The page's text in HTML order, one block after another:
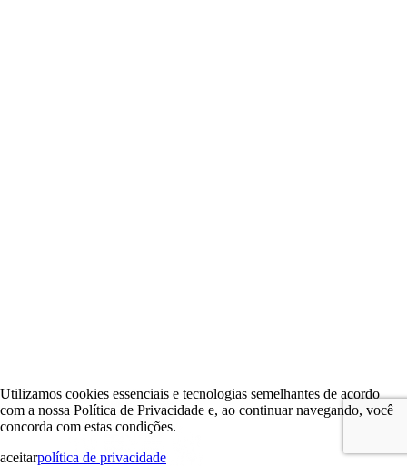
Utilizamos cookies essenciais e tecnologias semelhantes de acordo
com a nossa Política de Privacidade e, ao continuar navegando, você
concorda com estas condições.
aceitarpolítica de privacidade